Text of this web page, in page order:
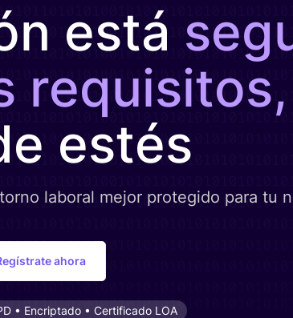
está
estés
laboral mejor protegido para tu
ahora
• Encriptado • Certificado LOA